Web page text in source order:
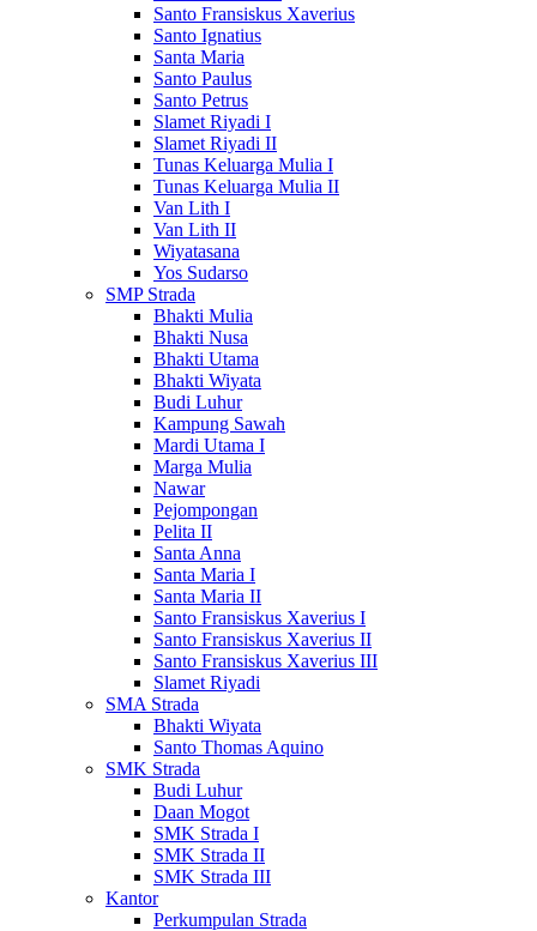
Santo Fransiskus Xaverius
Santo Ignatius
Santa Maria
Santo Paulus
Santo Petrus
Slamet Riyadi I
Slamet Riyadi II
Tunas Keluarga Mulia I
Tunas Keluarga Mulia II
Van Lith I
Van Lith II
Wiyatasana
Yos Sudarso
SMP Strada
Bhakti Mulia
Bhakti Nusa
Bhakti Utama
Bhakti Wiyata
Budi Luhur
Kampung Sawah
Mardi Utama I
Marga Mulia
Nawar
Pejompongan
Pelita II
Santa Anna
Santa Maria I
Santa Maria II
Santo Fransiskus Xaverius I
Santo Fransiskus Xaverius II
Santo Fransiskus Xaverius III
Slamet Riyadi
SMA Strada
Bhakti Wiyata
Santo Thomas Aquino
SMK Strada
Budi Luhur
Daan Mogot
SMK Strada I
SMK Strada II
SMK Strada III
Kantor
Perkumpulan Strada